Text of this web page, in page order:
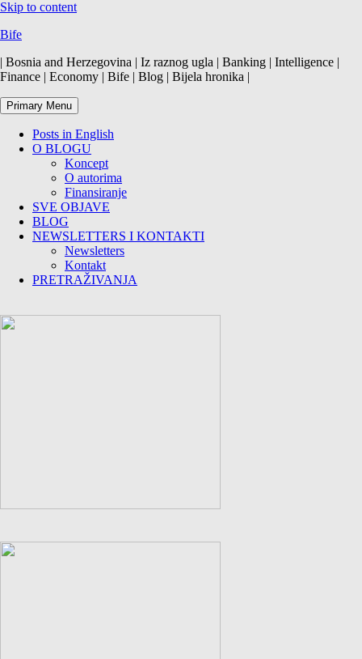
Skip to content
Bife
| Bosnia and Herzegovina | Iz raznog ugla | Banking | Intelligence |
Finance | Economy | Bife | Blog | Bijela hronika |
Primary Menu
Posts in English
O BLOGU
Koncept
O autorima
Finansiranje
SVE OBJAVE
BLOG
NEWSLETTERS I KONTAKTI
Newsletters
Kontakt
PRETRAŽIVANJA